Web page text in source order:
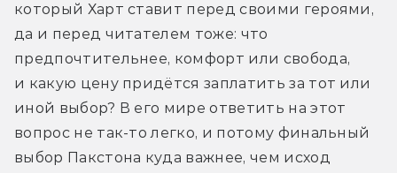
который Харт ставит перед своими героями,
да и перед читателем тоже: что
предпочтительнее, комфорт или свобода,
и какую цену придётся заплатить за тот или
иной выбор? В его мире ответить на этот
вопрос не так-то легко, и потому финальный
выбор Пакстона куда важнее, чем исход